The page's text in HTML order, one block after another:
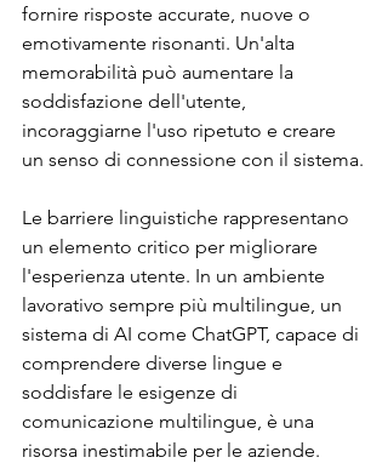
fornire risposte accurate, nuove o
emotivamente risonanti. Un'alta
memorabilità può aumentare la
soddisfazione dell'utente,
incoraggiarne l'uso ripetuto e creare
un senso di connessione con il sistema.
Le barriere linguistiche rappresentano
un elemento critico per migliorare
l'esperienza utente. In un ambiente
lavorativo sempre più multilingue, un
sistema di AI come ChatGPT, capace di
comprendere diverse lingue e
soddisfare le esigenze di
comunicazione multilingue, è una
risorsa inestimabile per le aziende.